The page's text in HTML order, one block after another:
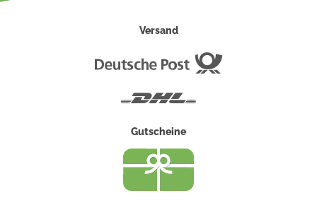
Versand
Gutscheine